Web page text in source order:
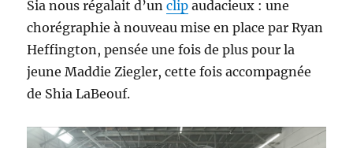
Sia nous régalait d’unclip audacieux : une
chorégraphie à nouveau mise en place par Ryan
Heffington, pensée une fois de plus pour la
jeune Maddie Ziegler, cette fois accompagnée
de Shia LaBeouf.